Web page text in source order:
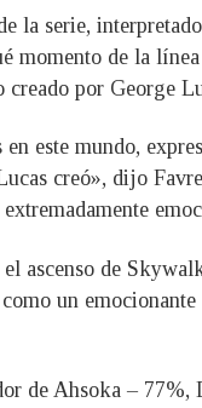
la serie,
momento de la
creado por George
este mundo,
creó», dijo
ascenso de
un
de Ahsoka –